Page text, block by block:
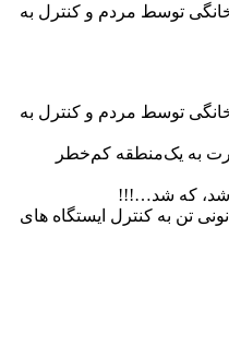
توسط مردم و کنترل به
توسط مردم و کنترل به
به یک‌منطقه کم‌خطر
شد، که شد…!!!
تن به کنترل ایستگاه های